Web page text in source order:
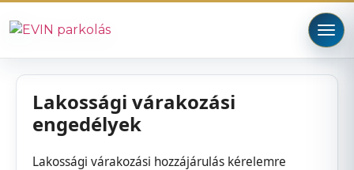
Lakossági várakozási
engedélyek
Lakossági várakozási hozzájárulás kérelemre